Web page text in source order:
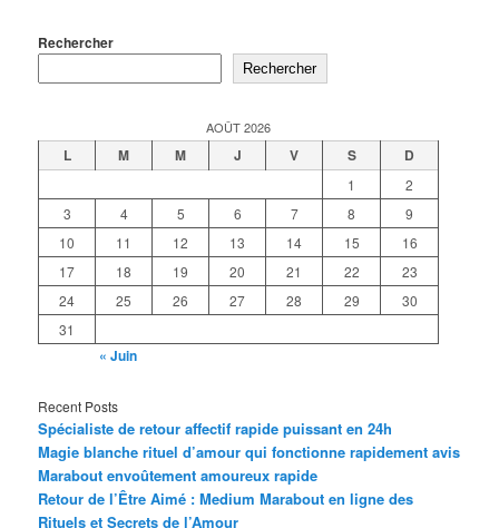
Rechercher
Rechercher
AOÛT 2026
L M M J V S D
1
2
3
4 5 6 7 8
9
10
11 12 13 14 15
16
17
18 19 20 21 22
23
24
25 26 27 28 29
30
31
« Juin
Recent Posts
Spécialiste de retour affectif rapide puissant en 24h
Magie blanche rituel d’amour qui fonctionne rapidement avis
Marabout envoûtement amoureux rapide
Retour de l’Être Aimé : Medium Marabout en ligne des
Rituels et Secrets de l’Amour